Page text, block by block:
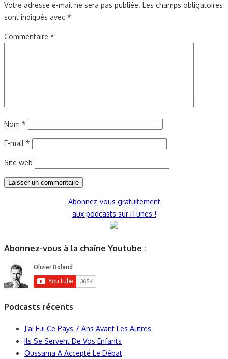
Votre adresse e-mail ne sera pas publiée. Les champs obligatoires
sont indiqués avec *
Commentaire *
Nom *
E-mail *
Site web
Abonnez-vous gratuitement
aux podcasts sur iTunes !
Abonnez-vous à la chaîne Youtube :
Podcasts récents
J’ai Fui Ce Pays 7 Ans Avant Les Autres
Ils Se Servent De Vos Enfants
Oussama A Accepté Le Débat